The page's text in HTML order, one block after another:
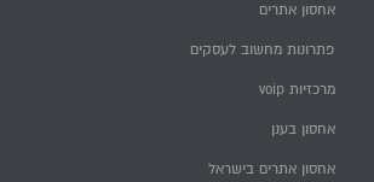
אחסון אתרים
פתרונות מחשוב לעסקים
מרכזיות voip
אחסון בענן
אחסון אתרים בישראל